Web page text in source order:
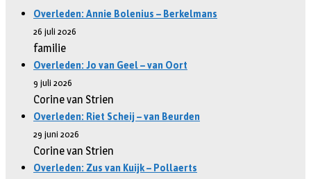
Overleden: Annie Bolenius – Berkelmans
26 juli 2026
familie
Overleden: Jo van Geel – van Oort
9 juli 2026
Corine van Strien
Overleden: Riet Scheij – van Beurden
29 juni 2026
Corine van Strien
Overleden: Zus van Kuijk – Pollaerts